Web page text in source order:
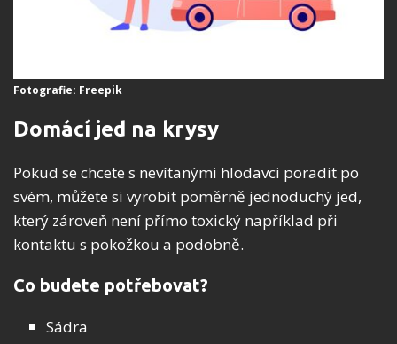
Fotografie: Freepik
Domácí jed na krysy
Pokud se chcete s nevítanými hlodavci poradit po
svém, můžete si vyrobit poměrně jednoduchý jed,
který zároveň není přímo toxický například při
kontaktu s pokožkou a podobně.
Co budete potřebovat?
Sádra